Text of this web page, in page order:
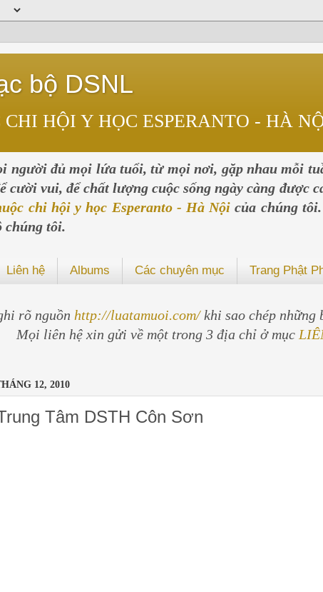
bộ DSNL
CHI HỘI Y HỌC ESPERANTO - HÀ
người đủ mọi lứa tuổi, từ mọi nơi, gặp nhau mỗi
cười vui, để chất lượng cuộc sống ngày càng được
chi hội y học Esperanto - Hà Nội của chúng
chúng tôi.
Liên hệ Albums Các chuyên mục Trang Phật
rõ nguồn http://luatamuoi.com/khi sao chép những
Mọi liên hệ xin gửi về một trong 3 địa chỉ ở mục
12, 2010
Tâm DSTH Côn Sơn